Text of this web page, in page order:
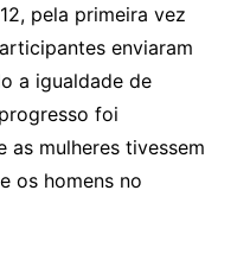
pela primeira vez
enviaram
a igualdade de
foi
as mulheres tivessem
os homens no